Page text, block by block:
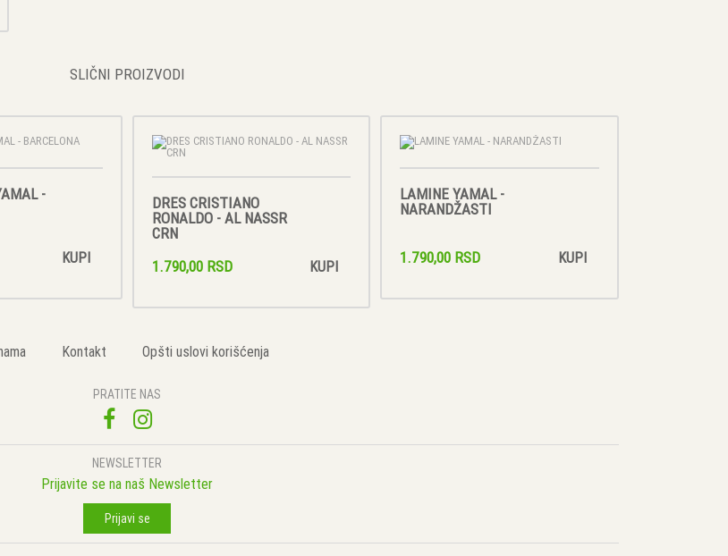
SLIČNI PROIZVODI
-
KUPI
DRES CRISTIANO
RONALDO - AL NASSR
CRN
1.790,00 RSD
KUPI
LAMINE YAMAL -
NARANDŽASTI
1.790,00 RSD KUPI
Kontakt Opšti uslovi korišćenja
PRATITE NAS
NEWSLETTER
Prijavite se na naš Newsletter
Prijavi se